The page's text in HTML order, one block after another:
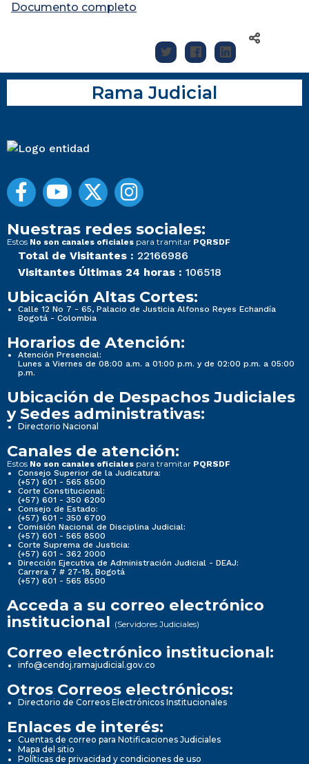
Documento completo
Rama Judicial
Nuestras redes sociales:
Estos No son canales oficiales para tramitar PQRSDF
Total de Visitantes : 22166986
Visitantes Últimas 24 horas : 106518
Ubicación Altas Cortes:
Calle 12 No 7 - 65, Palacio de Justicia Alfonso Reyes Echandía
Bogotá - Colombia
Horarios de Atención:
Atención Presencial:
Lunes a Viernes de 08:00 a.m. a 01:00 p.m. y de 02:00 p.m. a 05:00
p.m.
Ubicación de Despachos Judiciales
y Sedes administrativas:
Directorio Nacional
Canales de atención:
Estos No son canales oficiales para tramitar PQRSDF
Consejo Superior de la Judicatura:
(+57) 601 - 565 8500
Corte Constitucional:
(+57) 601 - 350 6200
Consejo de Estado:
(+57) 601 - 350 6700
Comisión Nacional de Disciplina Judicial:
(+57) 601 - 565 8500
Corte Suprema de Justicia:
(+57) 601 - 362 2000
Dirección Ejecutiva de Administración Judicial - DEAJ:
Carrera 7 # 27-18, Bogotá
(+57) 601 - 565 8500
Acceda a su correo electrónico
institucional (Servidores Judiciales)
Correo electrónico institucional:
info@cendoj.ramajudicial.gov.co
Otros Correos electrónicos:
Directorio de Correos Electrónicos Institucionales
Enlaces de interés:
Cuentas de correo para Notificaciones Judiciales
Mapa del sitio
Políticas de privacidad y condiciones de uso